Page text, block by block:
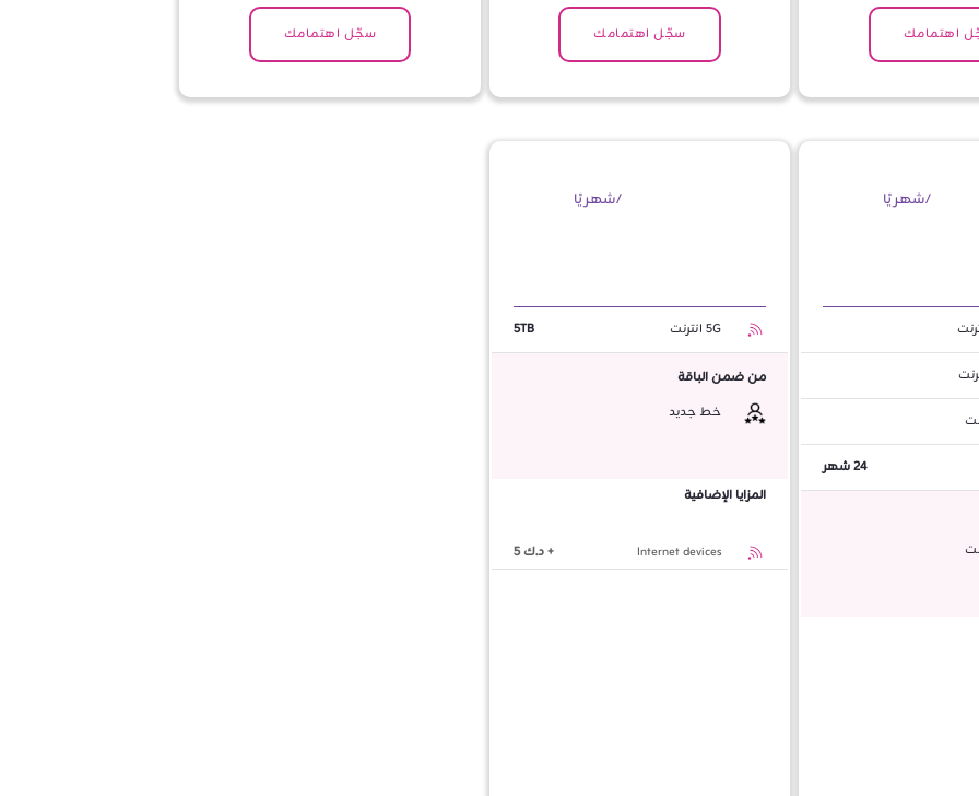
اهتمامك سجّل اهتمامك سجّل اهتمامك
/شهريًا
24 شهر
/شهريًا
5G انترنت 5TB
من ضمن الباقة
خط جديد
المزايا الإضافية
Internet devices + د.ك 5